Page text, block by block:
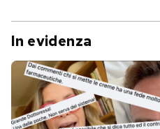
Economia
Sport
In evidenza